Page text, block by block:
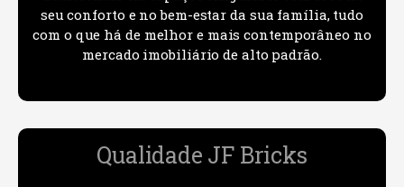
seu conforto e no bem-estar da sua família, tudo
com o que há de melhor e mais contemporâneo no
mercado imobiliário de alto padrão.
Qualidade JF Bricks